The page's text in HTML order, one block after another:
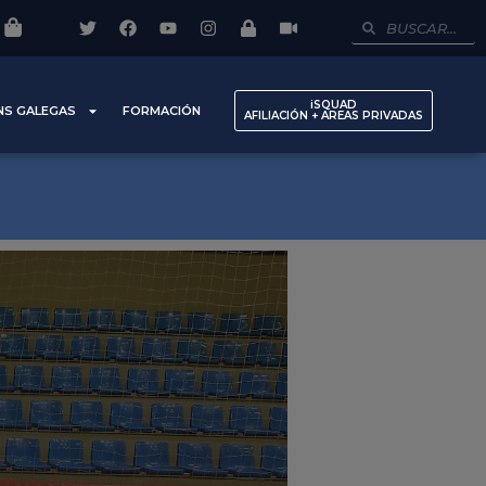
GALEGAS FORMACIÓN iSQUAD
AFILIACIÓN + AREAS PRIVADAS